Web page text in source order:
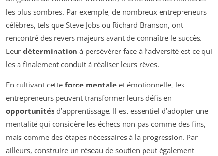
les plus sombres. Par exemple, de nombreux entrepreneurs
célèbres, tels que Steve Jobs ou Richard Branson, ont
rencontré des revers majeurs avant de connaître le succès.
Leur détermination à persévérer face à l’adversité est ce qui
les a finalement conduit à réaliser leurs rêves.
En cultivant cette force mentale et émotionnelle, les
entrepreneurs peuvent transformer leurs défis en
opportunités d’apprentissage. Il est essentiel d’adopter une
mentalité qui considère les échecs non pas comme des fins,
mais comme des étapes nécessaires à la progression. Par
ailleurs, construire un réseau de soutien peut également